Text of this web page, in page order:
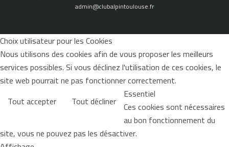
admin@clubalpintoulouse.fr
Choix utilisateur pour les Cookies
Nous utilisons des cookies afin de vous proposer les meilleurs
services possibles. Si vous déclinez l'utilisation de ces cookies, le
site web pourrait ne pas fonctionner correctement.
Tout accepter
Tout décliner Essentiel
Ces cookies sont nécessaires
au bon fonctionnement du
site, vous ne pouvez pas les désactiver.